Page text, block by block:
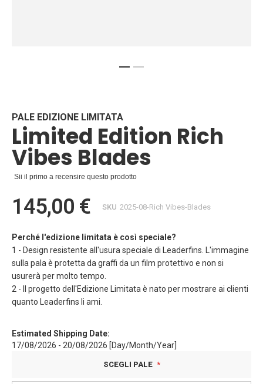
galleria
di
immagini
PALE EDIZIONE LIMITATA
Limited Edition Rich
Vibes Blades
Sii il primo a recensire questo prodotto
145,00 € SKU 2025-08-Rich Vibes-Blades
Perché l'edizione limitata è così speciale?
1 - Design resistente all'usura speciale di Leaderfins. L'immagine
sulla pala è protetta da graffi da un film protettivo e non si
usurerà per molto tempo.
2 - Il progetto dell'Edizione Limitata è nato per mostrare ai clienti
quanto Leaderfins li ami.
Estimated Shipping Date:
17/08/2026 - 20/08/2026 [Day/Month/Year]
SCEGLI PALE